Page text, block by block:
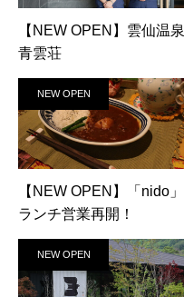
【NEW OPEN】雲仙温泉
青雲荘
NEW OPEN
【NEW OPEN】「nido」
ランチ営業再開！
NEW OPEN